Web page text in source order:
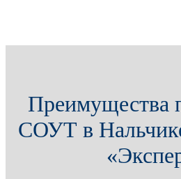
Преимущества
СОУТ в